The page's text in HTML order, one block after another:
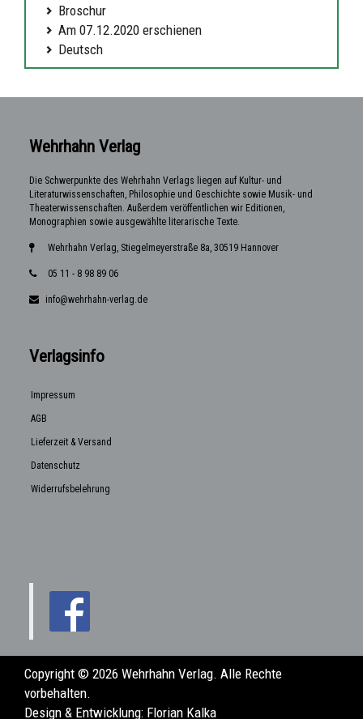
Broschur
Am 07.12.2020 erschienen
Deutsch
Wehrhahn Verlag
Die Schwerpunkte des Wehrhahn Verlags liegen auf Kultur- und
Literaturwissenschaften, Philosophie und Geschichte sowie Musik- und
Theaterwissenschaften. Außerdem veröffentlichen wir Editionen,
Monographien sowie ausgewählte literarische Texte.
Wehrhahn Verlag, Stiegelmeyerstraße 8a, 30519 Hannover
05 11 - 8 98 89 06
info@wehrhahn-verlag.de
Verlagsinfo
Impressum
AGB
Lieferzeit & Versand
Datenschutz
Widerrufsbelehrung
Copyright © 2026 Wehrhahn Verlag. Alle Rechte
vorbehalten.
Design & Entwicklung: Florian Kalka